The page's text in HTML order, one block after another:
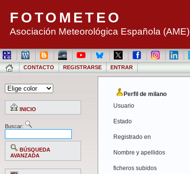
FOTOMETEO
Asociación Meteorológica Española (AME)
CONTACTO REGISTRARSE ENTRAR
INICIO
Buscar:
BÚSQUEDA
AVANZADA
Perfil de milano
Usuario
Estado
Registrado en
Nombre y apellidos
ficheros subidos